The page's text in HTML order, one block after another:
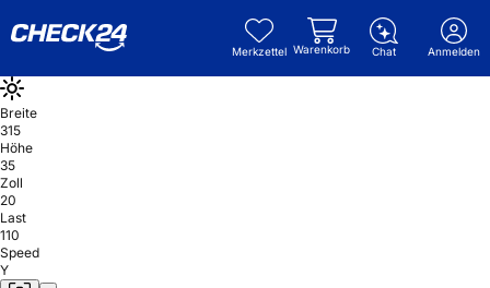
Merkzettel Warenkorb Chat Anmelden
Breite
315
Höhe
35
Zoll
20
Last
110
Speed
Y